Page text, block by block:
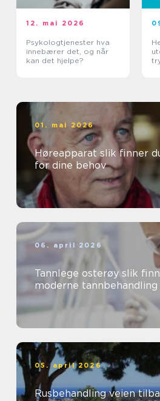
12. mai 2026
Psykologtjenester hva
innebærer det, og når
kan det hjelpe?
01. mai 2026
Høreapparat slik finner du riktig løsning
for dine behov
06. april 2026
Tannlege osterøy slik finner du trygg og
moderne
05. april 2026
Rusbehandling veien tilbake til et